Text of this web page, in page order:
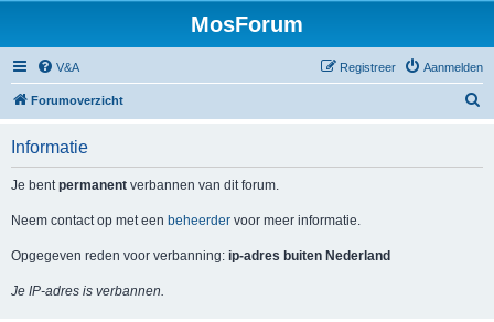
MosForum
V&A Aanmelden
Registreer
Forumoverzicht
Informatie
Je bentpermanent verbannen van dit forum.
Neem contact op met een beheerder voor meer informatie.
Opgegeven reden voor verbanning: ip-adres buiten Nederland
Je IP-adres is verbannen.